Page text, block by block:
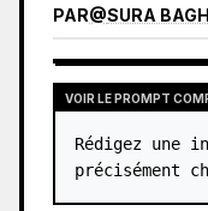
PAR@SURA
VOIR LE PROMPT
Rédigez une
précisément